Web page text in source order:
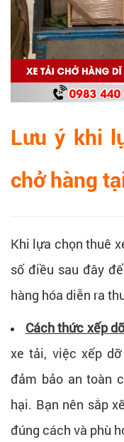
Lưu ý khi
chở hàng
Khi lựa chọn thuê
số điều sau đây
hàng hóa diễn ra
Cách thức xếp dỡ
xe tải, việc xếp
đảm bảo an toàn
hại. Bạn nên sắp
đúng cách và phù